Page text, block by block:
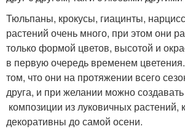
Тюльпаны, крокусы, гиацинты,
растений очень много, при этом они
только формой цветов, высотой и
в первую очередь временем
том, что они на протяжении всего
друга, и при желании можно
композиции из луковичных растений,
декоративны до самой осени.